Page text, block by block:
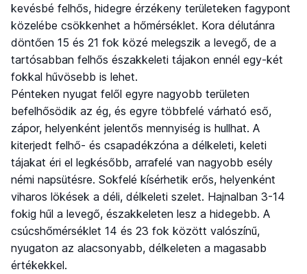
kevésbé felhős, hidegre érzékeny területeken fagypont
közelébe csökkenhet a hőmérséklet. Kora délutánra
döntően 15 és 21 fok közé melegszik a levegő, de a
tartósabban felhős északkeleti tájakon ennél egy-két
fokkal hűvösebb is lehet.
Pénteken nyugat felől egyre nagyobb területen
befelhősödik az ég, és egyre többfelé várható eső,
zápor, helyenként jelentős mennyiség is hullhat. A
kiterjedt felhő- és csapadékzóna a délkeleti, keleti
tájakat éri el legkésőbb, arrafelé van nagyobb esély
némi napsütésre. Sokfelé kísérhetik erős, helyenként
viharos lökések a déli, délkeleti szelet. Hajnalban 3-14
fokig hűl a levegő, északkeleten lesz a hidegebb. A
csúcshőmérséklet 14 és 23 fok között valószínű,
nyugaton az alacsonyabb, délkeleten a magasabb
értékekkel.